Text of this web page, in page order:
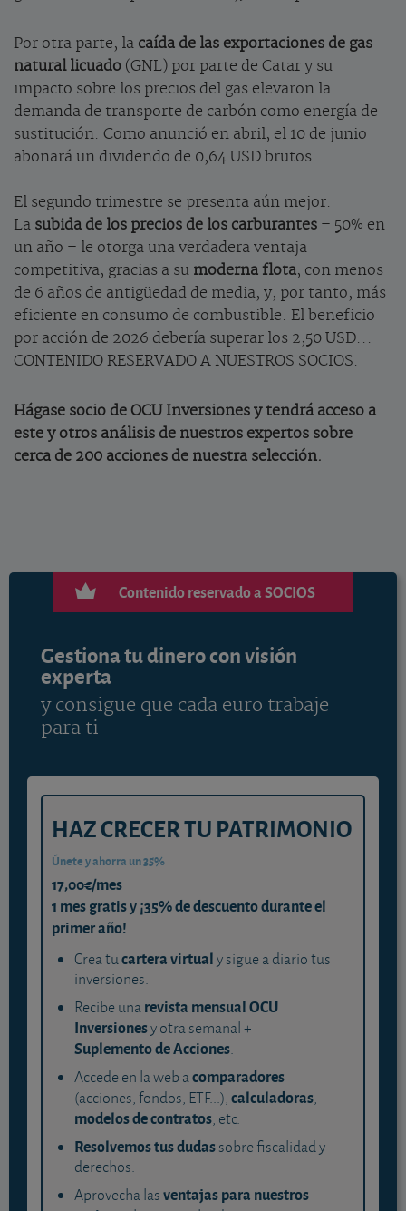
Por otra parte, la caída de las exportaciones de gas
natural licuado (GNL) por parte de Catar y su
impacto sobre los precios del gas elevaron la
demanda de transporte de carbón como energía de
sustitución. Como anunció en abril, el 10 de junio
abonará un dividendo de 0,64 USD brutos.
El segundo trimestre se presenta aún mejor.
La subida de los precios de los carburantes – 50% en
un año – le otorga una verdadera ventaja
competitiva, gracias a su moderna flota, con menos
de 6 años de antigüedad de media, y, por tanto, más
eficiente en consumo de combustible. El beneficio
por acción de 2026 debería superar los 2,50 USD...
CONTENIDO RESERVADO A NUESTROS SOCIOS.
Hágase socio de OCU Inversiones y tendrá acceso a
este y otros análisis de nuestros expertos sobre
cerca de 200 acciones de nuestra selección.
Contenido reservado a SOCIOS
Gestiona tu dinero con visión
experta
y consigue que cada euro trabaje
para ti
HAZ CRECER TU PATRIMONIO
Únete y ahorra un 35%
17,00€/mes
1 mes gratis y ¡35% de descuento durante el
primer año!
Crea tucartera virtualy sigue a diario tus
inversiones.
Recibe unarevista mensual OCU
Inversionesy otra semanal +
Suplemento de Acciones.
Accede en la web acomparadores
(acciones, fondos, ETF...),calculadoras,
modelos de contratos, etc.
Resolvemos tus dudassobre fiscalidad y
derechos.
Aprovecha lasventajas para nuestros